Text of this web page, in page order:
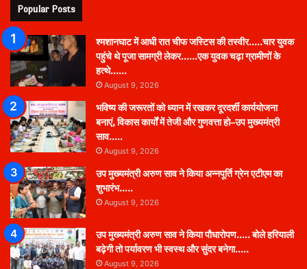
Popular Posts
श्मशानघाट में आधी रात चीफ जस्टिस की तस्वीर…..चार युवक
पहुंचे थे पूजा सामग्री लेकर……एक युवक चढ़ा ग्रामीणों के
हत्थे……
August 9, 2026
भविष्य की जरूरतों को ध्यान में रखकर दूरदर्शी कार्ययोजना
बनाएं, विकास कार्यों में तेजी और गुणवत्ता हो–उप मुख्यमंत्री
साव…..
August 9, 2026
उप मुख्यमंत्री अरुण साव ने किया अन्नपूर्ति ग्रेन एटीएम का
शुभारंभ…..
August 9, 2026
उप मुख्यमंत्री अरुण साव ने किया पौधारोपण….. बोले हरियाली
बढ़ेगी तो पर्यावरण भी स्वस्थ और सुंदर बनेगा…..
August 9, 2026